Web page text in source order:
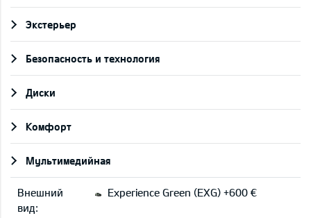
Экстерьер
Безопасность и технология
Диски
Комфорт
Мультимедийная
Внешний
вид:
Experience Green (EXG) +600 €